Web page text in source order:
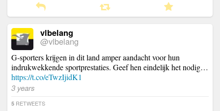
vlbelang
@vlbelang
G-sporters krijgen in dit land amper aandacht voor hun
indrukwekkende sportprestaties. Geef hen eindelijk het nodig…
https://t.co/eTwzIjidK1
3 years
5 RETWEETS